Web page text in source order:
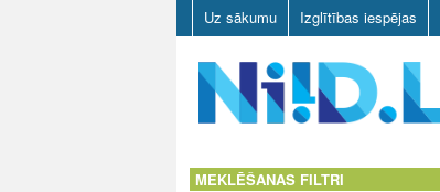
Uz sākumu Izglītības iespējas
MEKLĒŠANAS FILTRI